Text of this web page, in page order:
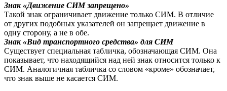
Знак «Движение СИМ запрещено»
Такой знак ограничивает движение только СИМ. В отличие
от других подобных указателей он запрещает движение в
одну сторону, а не в обе.
Знак «Вид транспортного средства» для СИМ
Существует специальная табличка, обозначающая СИМ. Она
показывает, что находящийся над ней знак относится только к
СИМ. Аналогичная табличка со словом «кроме» обозначает,
что знак выше не касается СИМ.